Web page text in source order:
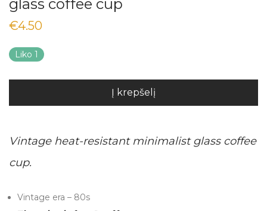
glass coffee cup
€4.50
Liko 1
Į krepšelį
Vintage heat-resistant minimalist glass coffee
cup.
Vintage era – 80s